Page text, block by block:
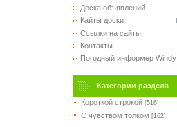
Доска объявлений
Кайты доски
Ссылки на сайты
Контакты
Погодный информер Windy
Категории раздела
Короткой строкой [516]
C чувством толком [162]